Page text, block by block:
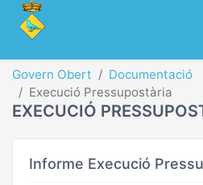
Govern Obert
Documentació
Execució Pressupostària
EXECUCIÓ
Informe Execució